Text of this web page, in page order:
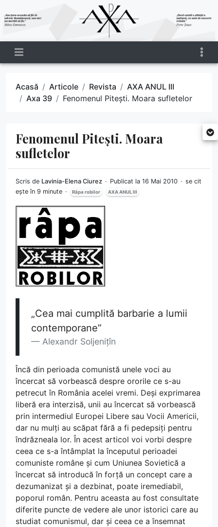
Acasă Articole Revista
AXA ANUL III
Axa 39
Fenomenul Pitești. Moara sufletelor
Fenomenul Pitești. Moara
sufletelor
Scris de Lavinia-Elena Ciurez Publicat la 16 Mai 2010
se cit
ește în 9 minute
Râpa robilor AXA ANUL III
„Cea mai cumplită barbarie a lumii
contemporane”
Alexandr Soljenițîn
Încă din perioada comunistă unele voci au
încercat să vorbească despre ororile ce s-au
petrecut în România acelei vremi. Deși exprimarea
liberă era interzisă, unii au încercat să vorbească
prin intermediul Europei Libere sau Vocii Americii,
dar nu mulți au scăpat fără a fi pedepsiți pentru
îndrăzneala lor. În acest articol voi vorbi despre
ceea ce s-a întâmplat la începutul perioadei
comuniste române și cum Uniunea Sovietică a
încercat să introducă în forță un concept care a
dezumanizat și a dezbinat, poate iremediabil,
poporul român. Pentru aceasta au fost consultate
diferite puncte de vedere ale unor istorici care au
studiat comunismul, dar și ceea ce a însemnat